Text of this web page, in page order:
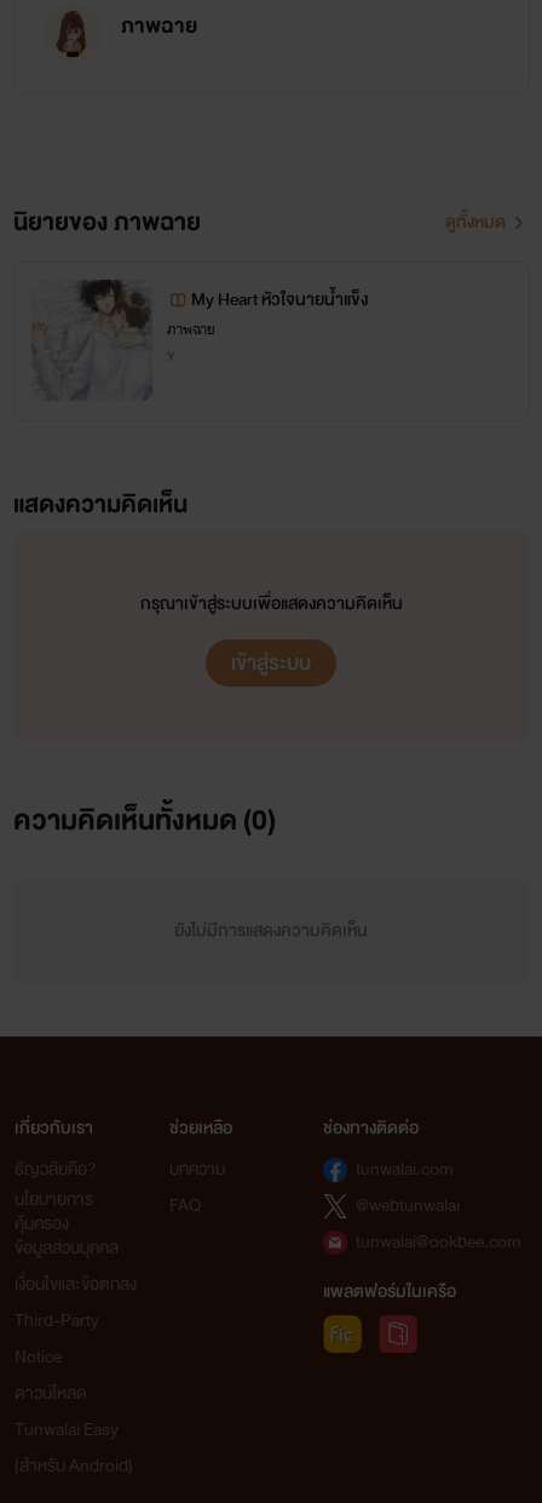
ภาพฉาย
นิยายของ ภาพฉาย ดูทั้งหมด
My Heart หัวใจนายน้ำแข็ง
ภาพฉาย
Y
แสดงความคิดเห็น
กรุณาเข้าสู่ระบบเพื่อแสดงความคิดเห็น
เข้าสู่ระบบ
ความคิดเห็นทั้งหมด (0)
ยังไม่มีการแสดงความคิดเห็น
เกี่ยวกับเรา
ธัญวลัยคือ?
นโยบายการ
คุ้มครอง
ข้อมูลส่วนบุคคล
เงื่อนไขและข้อตกลง
Third-Party
Notice
ดาวน์โหลด
Tunwalai Easy
(สำหรับ Android)
ช่วยเหลือ
บทความ
FAQ
ช่องทางติดต่อ
tunwalai.com
@webtunwalai
tunwalai@ookbee.com
แพลตฟอร์มในเครือ